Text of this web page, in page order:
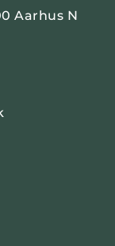
Aarhus N